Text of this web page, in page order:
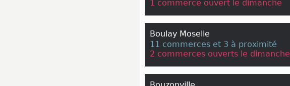
1 commerce ouvert le dimanche
Boulay Moselle
11 commerces et 3 à proximité
2 commerces ouverts le dimanche